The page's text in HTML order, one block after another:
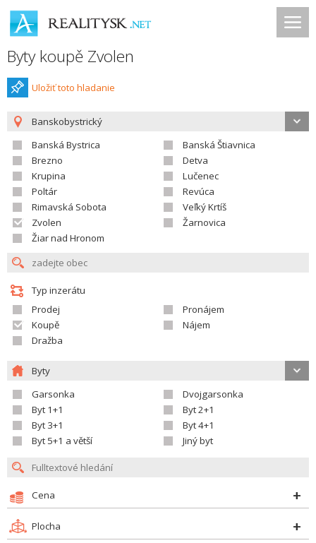
Byty koupě Zvolen
Uložiť toto hladanie
Banskobystrický
Banská Bystrica
Banská Štiavnica
Brezno
Detva
Krupina
Lučenec
Poltár
Revúca
Rimavská Sobota
Veľký Krtíš
Zvolen
Žarnovica
Žiar nad Hronom
Typ inzerátu
Prodej
Pronájem
Koupě
Nájem
Dražba
Byty
Garsonka
Dvojgarsonka
Byt 1+1
Byt 2+1
Byt 3+1
Byt 4+1
Byt 5+1 a větší
Jiný byt
Cena
Plocha